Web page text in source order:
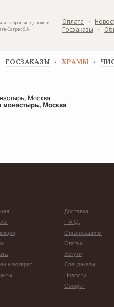
и ковровые дорожки
Carpet S.A.
Оплата ▪
Госзаказы ▪
ГОСЗАКАЗЫ ▪ ХРАМЫ ▪
Москва
монастырь, Москва
и возврат
Доставка
F.A.Q.
Организациям
Статьи
Услуги
Спецзаказы
Новости
Google+